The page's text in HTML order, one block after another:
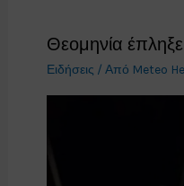
Θεομηνία έπληξε
Ειδήσεις / Από Meteo